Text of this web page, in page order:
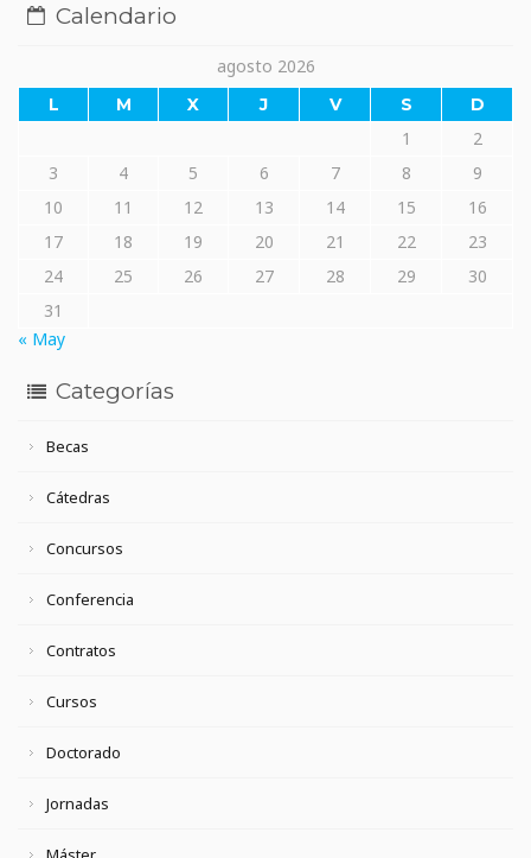
Calendario
agosto 2026
L M X J V S D
1
2
3
4 5 6 7 8
9
10
11 12 13 14 15
16
17
18 19 20 21 22
23
24
25 26 27 28 29
30
31
« May
Categorías
Becas
Cátedras
Concursos
Conferencia
Contratos
Cursos
Doctorado
Jornadas